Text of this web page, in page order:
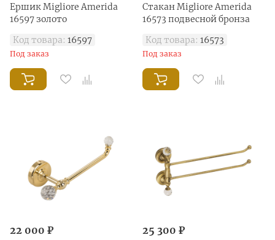
Ершик Migliore Amerida
16597 золото
Код товара: 16597
Под заказ
Стакан Migliore Amerida
16573 подвесной бронза
Код товара: 16573
Под заказ
22 000 ₽ 25 300 ₽